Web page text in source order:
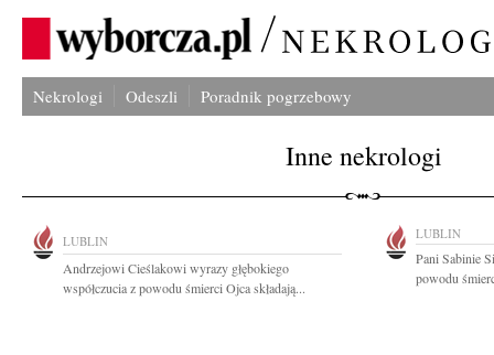
Nekrologi Odeszli Poradnik pogrzebowy
Inne nekrologi
LUBLIN
Andrzejowi Cieślakowi wyrazy głębokiego
współczucia z powodu śmierci Ojca składają...
LUBLIN
Pani Sabinie
powodu